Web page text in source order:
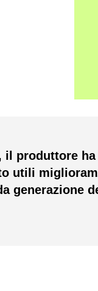
il produttore
utili
generazione